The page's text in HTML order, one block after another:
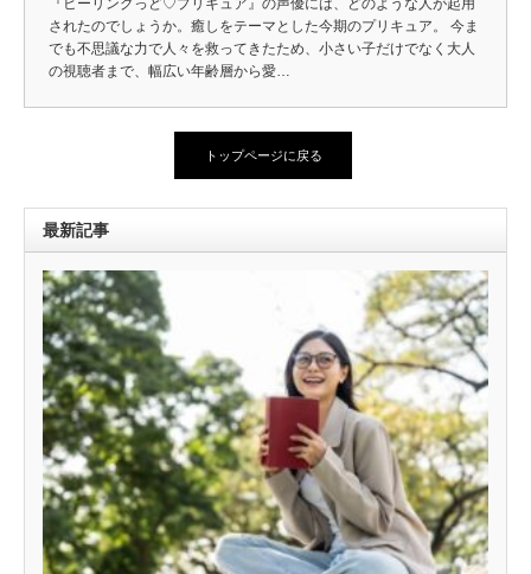
されたのでしょうか。癒しをテーマとした今期のプリキュア。 今ま
でも不思議な力で人々を救ってきたため、小さい子だけでなく大人
の視聴者まで、幅広い年齢層から愛…
トップページに戻る
最新記事